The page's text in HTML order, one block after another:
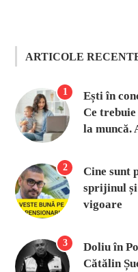
ARTICOLE
1
Ești în
Ce
la muncă.
2
Cine sunt
sprijinul
vigoare
3
Doliu în
Cătălin